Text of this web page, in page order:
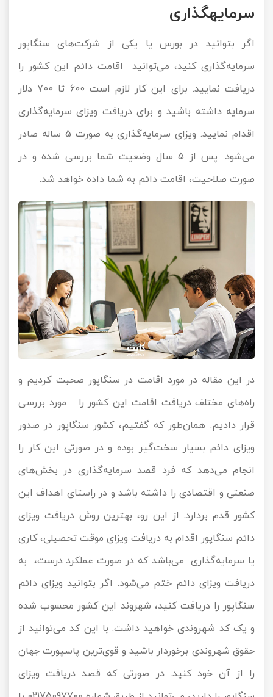
سرمایه‎گذاری
اگر بتوانید در بورس یا یکی از شرکت‌های سنگاپور
سرمایه‌گذاری کنید، می‌توانید اقامت دائم این کشور را
دریافت نمایید. برای این کار لازم است 600 تا 700 دلار
سرمایه داشته باشید و برای دریافت ویزای سرمایه‌گذاری
اقدام نمایید. ویزای سرمایه‌گذاری به صورت 5 ساله صادر
می‌شود. پس از 5 سال وضعیت شما بررسی شده و در
صورت صلاحیت، اقامت دائم به شما داده خواهد شد.
در این مقاله در مورد اقامت در سنگاپور صحبت کردیم و
راه‌های مختلف دریافت اقامت این کشور را مورد بررسی
قرار دادیم. همان‌طور که گفتیم، کشور سنگاپور در صدور
ویزای دائم بسیار سخت‌گیر بوده و در صورتی این کار را
انجام می‌دهد که فرد قصد سرمایه‌گذاری در بخش‌های
صنعتی و اقتصادی را داشته باشد و در راستای اهداف این
کشور قدم بردارد. از این رو، بهترین روش دریافت ویزای
دائم سنگاپور اقدام به دریافت ویزای موقت تحصیلی، کاری
یا سرمایه‌گذاری می‌باشد که در صورت عملکرد درست، به
دریافت ویزای دائم ختم می‌شود. اگر بتوانید ویزای دائم
سنگاپور را دریافت کنید، شهروند این کشور محسوب شده
و یک کد شهروندی خواهید داشت. با این کد می‌توانید از
حقوق شهروندی برخوردار باشید و قوی‌ترین پاسپورت جهان
را از آن خود کنید. در صورتی که قصد دریافت ویزای